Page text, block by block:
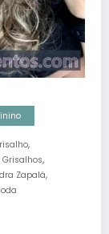
,
,
Zapalá,